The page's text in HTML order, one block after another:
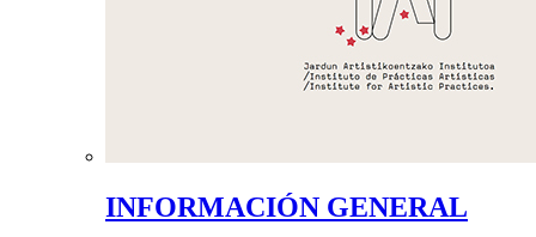
INFORMACIÓN GENERAL